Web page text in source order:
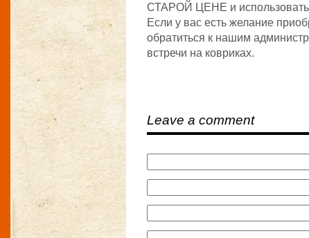
СТАРОЙ ЦЕНЕ и использовать
Если у вас есть желание
обратиться к нашим
встречи на ковриках.
Leave a comment